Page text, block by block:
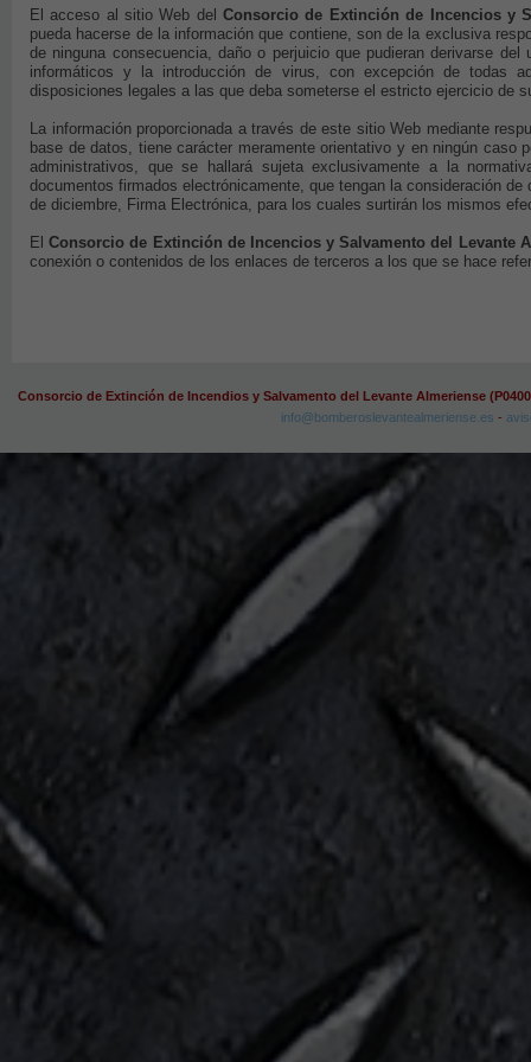
El acceso al sitio Web delConsorcio de Extinción de Incencios y
pueda hacerse de la información que contiene, son de la exclusiva
de ninguna consecuencia, daño o perjuicio que pudieran derivarse
informáticos y la introducción de virus, con excepción de todas
disposiciones legales a las que deba someterse el estricto ejercicio de
La información proporcionada a través de este sitio Web mediante
base de datos, tiene carácter meramente orientativo y en ningún caso
administrativos, que se hallará sujeta exclusivamente a la
documentos firmados electrónicamente, que tengan la consideración
de diciembre, Firma Electrónica, para los cuales surtirán los mismos
ElConsorcio de Extinción de Incencios y Salvamento del Levante
conexión o contenidos de los enlaces de terceros a los que se hace
Consorcio de Extinción de Incendios y Salvamento del Levante Almeriense
info@bomberoslevantealmeriense.es -